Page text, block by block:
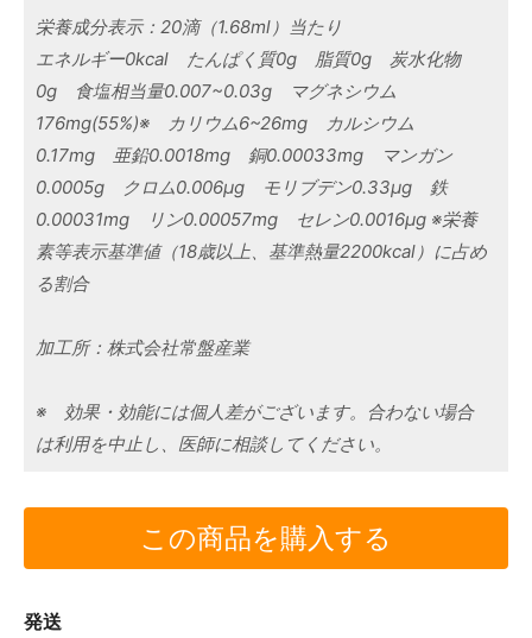
栄養成分表示：20滴（1.68ml）当たり
エネルギー0kcal たんぱく質0g 脂質0g 炭水化物
0g 食塩相当量0.007~0.03g マグネシウム
176mg(55%)※ カリウム6~26mg カルシウム
0.17mg 亜鉛0.0018mg 銅0.00033mg マンガン
0.0005g クロム0.006μg モリブデン0.33μg 鉄
0.00031mg リン0.00057mg セレン0.0016μg ※栄養
素等表示基準値（18歳以上、基準熱量2200kcal）に占め
る割合
加工所：株式会社常盤産業
※ 効果・効能には個人差がございます。合わない場合
は利用を中止し、医師に相談してください。
この商品を購入する
発送